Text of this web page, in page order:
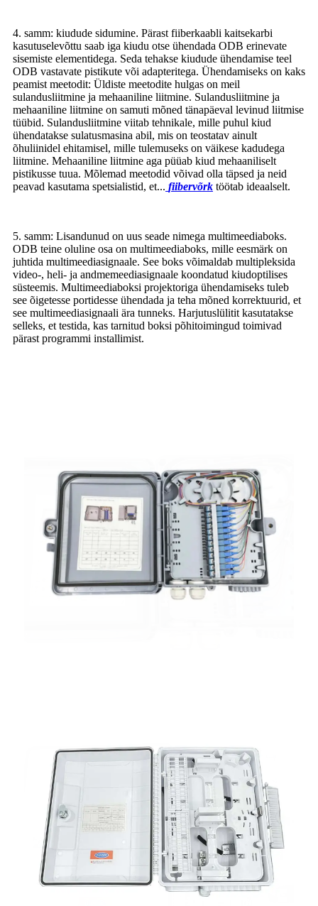
4. samm: kiudude sidumine. Pärast fiiberkaabli kaitsekarbi
kasutuselevõttu saab iga kiudu otse ühendada ODB erinevate
sisemiste elementidega. Seda tehakse kiudude ühendamise teel
ODB vastavate pistikute või adapteritega. Ühendamiseks on kaks
peamist meetodit: Üldiste meetodite hulgas on meil
sulandusliitmine ja mehaaniline liitmine. Sulandusliitmine ja
mehaaniline liitmine on samuti mõned tänapäeval levinud liitmise
tüübid. Sulandusliitmine viitab tehnikale, mille puhul kiud
ühendatakse sulatusmasina abil, mis on teostatav ainult
õhuliinidel ehitamisel, mille tulemuseks on väikese kadudega
liitmine. Mehaaniline liitmine aga püüab kiud mehaaniliselt
pistikusse tuua. Mõlemad meetodid võivad olla täpsed ja neid
peavad kasutama spetsialistid, et... fiibervõrk töötab ideaalselt.
5. samm: Lisandunud on uus seade nimega multimeediaboks.
ODB teine ​​oluline osa on multimeediaboks, mille eesmärk on
juhtida multimeediasignaale. See boks võimaldab multipleksida
video-, heli- ja andmemeediasignaale koondatud kiudoptilises
süsteemis. Multimeediaboksi projektoriga ühendamiseks tuleb
see õigetesse portidesse ühendada ja teha mõned korrektuurid, et
see multimeediasignaali ära tunneks. Harjutuslülitit kasutatakse
selleks, et testida, kas tarnitud boksi põhitoimingud toimivad
pärast programmi installimist.